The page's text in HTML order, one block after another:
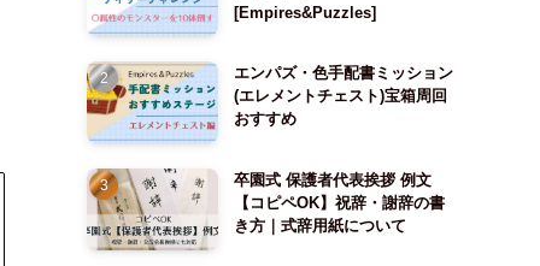
[Empires&Puzzles]
エンパズ・色手配書ミッション
(エレメントチェスト)宝箱周回
おすすめ
卒園式 保護者代表挨拶 例文
【コピペOK】祝辞・謝辞の書
き方｜式辞用紙について